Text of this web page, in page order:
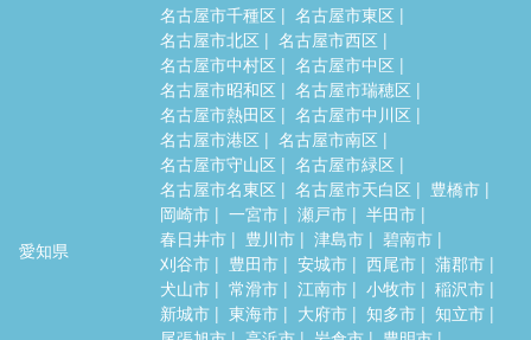
愛知県
名古屋市千種区
名古屋市東区
名古屋市北区
名古屋市西区
名古屋市中村区
名古屋市中区
名古屋市昭和区
名古屋市瑞穂区
名古屋市熱田区
名古屋市中川区
名古屋市港区
名古屋市南区
名古屋市守山区
名古屋市緑区
名古屋市名東区
名古屋市天白区
豊橋市
岡崎市
一宮市 瀬戸市
半田市
春日井市
豊川市 津島市
碧南市
刈谷市
豊田市 安城市 西尾市
蒲郡市
犬山市
常滑市 江南市 小牧市
稲沢市
新城市
東海市 大府市 知多市
知立市